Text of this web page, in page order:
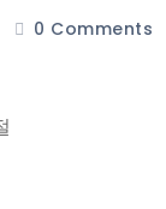
0 Comments